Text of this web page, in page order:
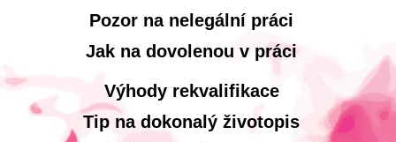
Pozor na nelegální práci
Jak na dovolenou v práci
Výhody rekvalifikace
Tip na dokonalý životopis